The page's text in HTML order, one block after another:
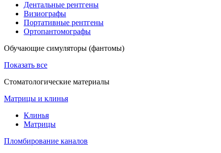
Дентальные рентгены
Визиографы
Портативные рентгены
Ортопантомографы
Обучающие симуляторы (фантомы)
Показать все
Стоматологические материалы
Матрицы и клинья
Клинья
Матрицы
Пломбирование каналов